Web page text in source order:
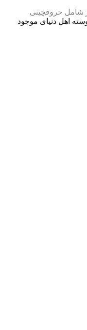
شامل حروفچینی
اهل دنیای موجود